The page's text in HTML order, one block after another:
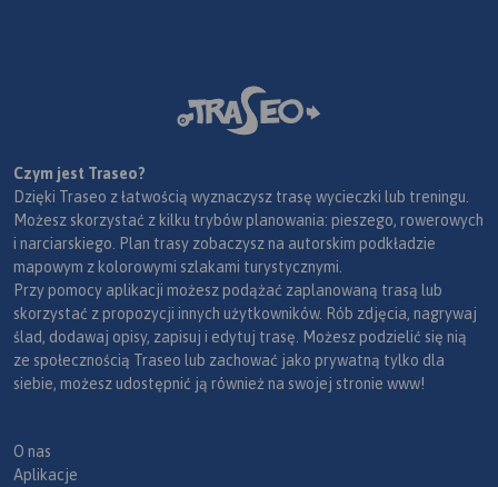
Czym jest Traseo?
Dzięki Traseo z łatwością wyznaczysz trasę wycieczki lub treningu.
Możesz skorzystać z kilku trybów planowania: pieszego, rowerowych
i narciarskiego. Plan trasy zobaczysz na autorskim podkładzie
mapowym z kolorowymi szlakami turystycznymi.
Przy pomocy aplikacji możesz podążać zaplanowaną trasą lub
skorzystać z propozycji innych użytkowników. Rób zdjęcia, nagrywaj
ślad, dodawaj opisy, zapisuj i edytuj trasę. Możesz podzielić się nią
ze społecznością Traseo lub zachować jako prywatną tylko dla
siebie, możesz udostępnić ją również na swojej stronie www!
O nas
Aplikacje